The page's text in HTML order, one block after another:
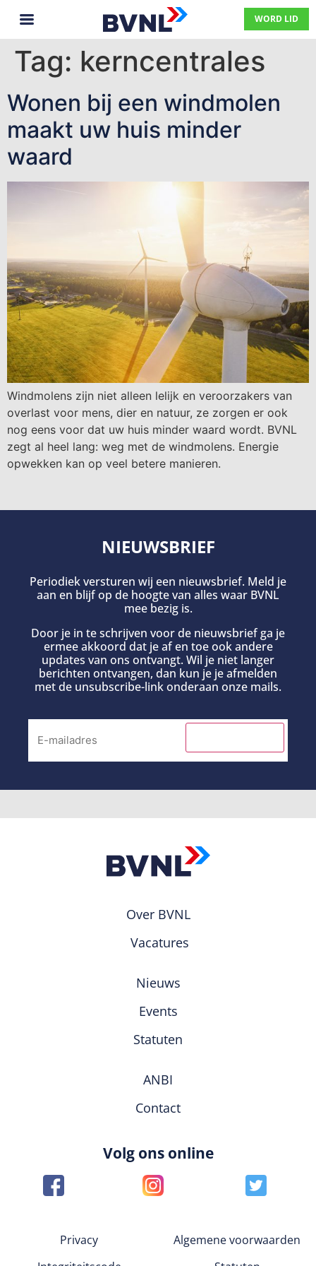
WORD LID
Tag: kerncentrales
Wonen bij een windmolen
maakt uw huis minder
waard
Windmolens zijn niet alleen lelijk en veroorzakers van
overlast voor mens, dier en natuur, ze zorgen er ook
nog eens voor dat uw huis minder waard wordt. BVNL
zegt al heel lang: weg met de windmolens. Energie
opwekken kan op veel betere manieren.
NIEUWSBRIEF
Periodiek versturen wij een nieuwsbrief. Meld je
aan en blijf op de hoogte van alles waar BVNL
mee bezig is.
Door je in te schrijven voor de nieuwsbrief ga je
ermee akkoord dat je af en toe ook andere
updates van ons ontvangt. Wil je niet langer
berichten ontvangen, dan kun je je afmelden
met de unsubscribe-link onderaan onze mails.
Over BVNL
Vacatures
Nieuws
Events
Statuten
ANBI
Contact
Volg ons online
Privacy
Algemene voorwaarden